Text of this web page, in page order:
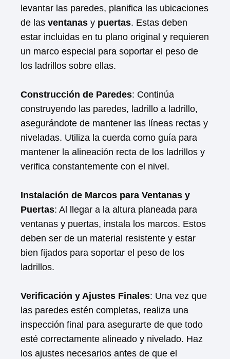
levantar las paredes, planifica las ubicaciones
de las ventanas y puertas. Estas deben
estar incluidas en tu plano original y requieren
un marco especial para soportar el peso de
los ladrillos sobre ellas.
Construcción de Paredes: Continúa
construyendo las paredes, ladrillo a ladrillo,
asegurándote de mantener las líneas rectas y
niveladas. Utiliza la cuerda como guía para
mantener la alineación recta de los ladrillos y
verifica constantemente con el nivel.
Instalación de Marcos para Ventanas y
Puertas: Al llegar a la altura planeada para
ventanas y puertas, instala los marcos. Estos
deben ser de un material resistente y estar
bien fijados para soportar el peso de los
ladrillos.
Verificación y Ajustes Finales: Una vez que
las paredes estén completas, realiza una
inspección final para asegurarte de que todo
esté correctamente alineado y nivelado. Haz
los ajustes necesarios antes de que el